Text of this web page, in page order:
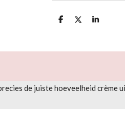
D
n
D
S
e
de juiste hoeveelheid crème